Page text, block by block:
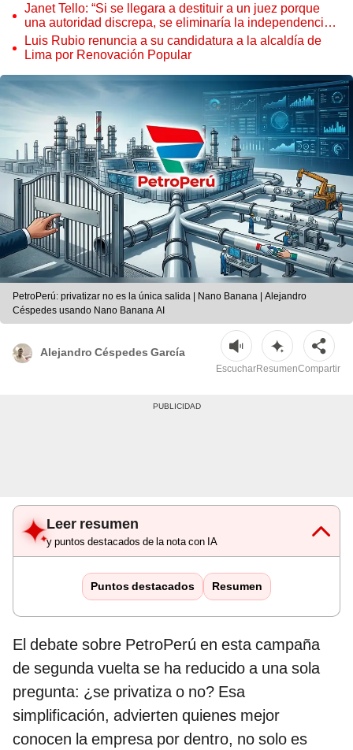
Janet Tello: “Si se llegara a destituir a un juez porque
una autoridad discrepa, se eliminaría la independencia
judicial”
Luis Rubio renuncia a su candidatura a la alcaldía de
Lima por Renovación Popular
PetroPerú: privatizar no es la única salida | Nano Banana | Alejandro
Céspedes usando Nano Banana AI
Alejandro Céspedes García
EscucharResumenCompartir
Leer resumen
y puntos destacados de la nota con IA
Puntos destacados Resumen
El debate sobre PetroPerú en esta campaña
de segunda vuelta se ha reducido a una sola
pregunta: ¿se privatiza o no? Esa
simplificación, advierten quienes mejor
conocen la empresa por dentro, no solo es